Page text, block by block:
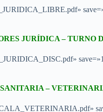
JURÍDICA – TURNO
–